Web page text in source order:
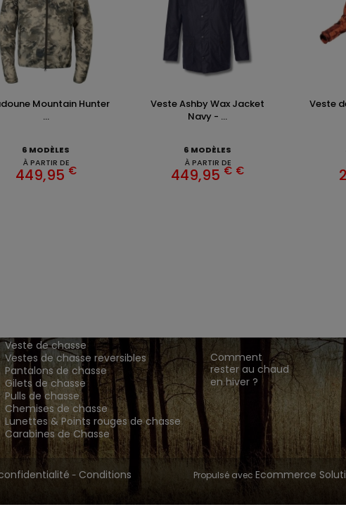
Mountain Hunter
...
6 MODÈLES
À PARTIR DE
449,95 €
Veste Ashby Wax Jacket
Navy - ...
6 MODÈLES
À PARTIR DE
449,95 € €
Veste
Veste de chasse
Vestes de chasse reversibles
Pantalons de chasse
Gilets de chasse
Pulls de chasse
Chemises de chasse
Lunettes & Points rouges de chasse
Carabines de Chasse
Comment
rester au chaud
en hiver ?
- Conditions
Propulsé avec Ecommerce